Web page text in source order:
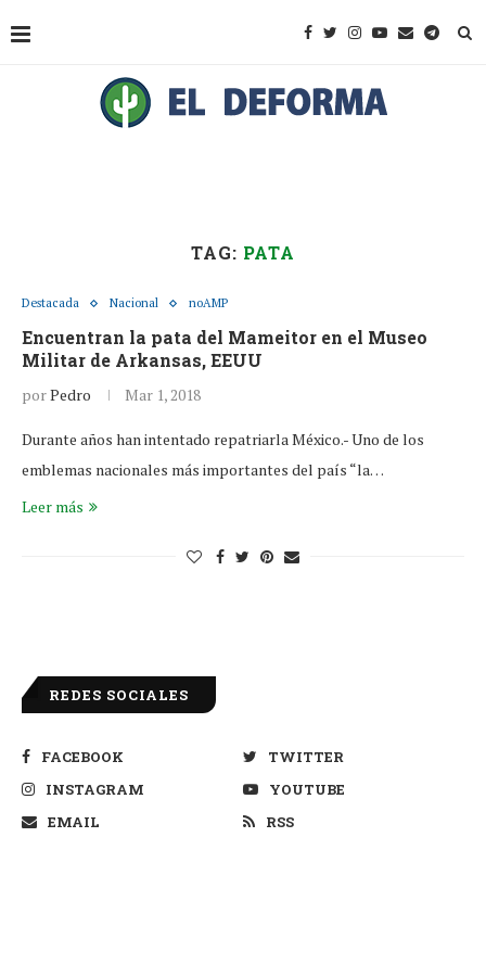
TAG: PATA
Destacada Nacional noAMP
Encuentran la pata del Mameitor en el Museo
Militar de Arkansas, EEUU
porPedro Mar 1, 2018
Durante años han intentado repatriarla México.- Uno de los
emblemas nacionales más importantes del país “la…
Leer más
REDES SOCIALES
FACEBOOK
TWITTER
INSTAGRAM
YOUTUBE
EMAIL
RSS